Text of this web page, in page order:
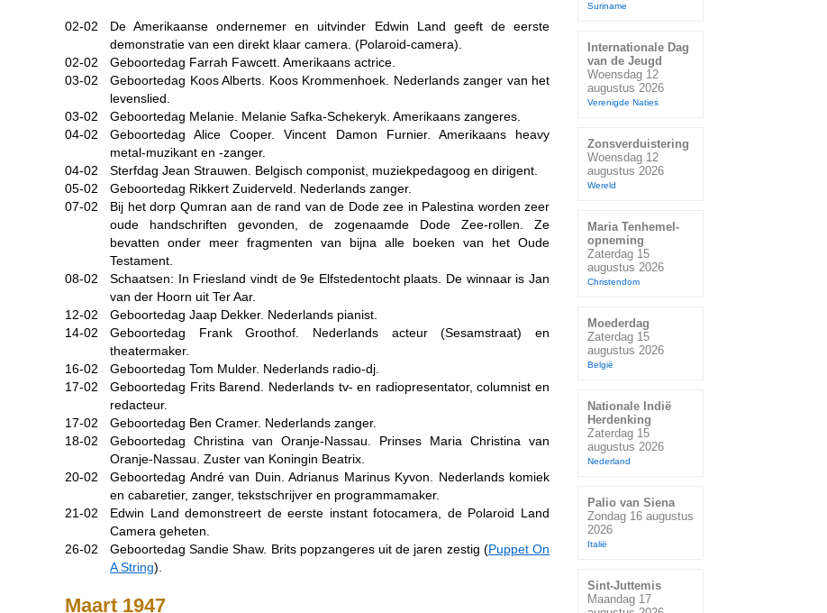
Suriname
Internationale Dag
van de Jeugd
Woensdag 12
augustus 2026
Verenigde Naties
Zonsverduistering
Woensdag 12
augustus 2026
Wereld
Maria Tenhemel-
opneming
Zaterdag 15
augustus 2026
Christendom
Moederdag
Zaterdag 15
augustus 2026
België
Nationale Indië
Herdenking
Zaterdag 15
augustus 2026
Nederland
Palio van Siena
Zondag 16 augustus
2026
Italië
Sint-Juttemis
Maandag 17
02-02
De Amerikaanse ondernemer en uitvinder Edwin Land geeft de eerste
demonstratie van een direkt klaar camera. (Polaroid-camera).
02-02
Geboortedag Farrah Fawcett. Amerikaans actrice.
03-02
Geboortedag Koos Alberts. Koos Krommenhoek. Nederlands zanger van het
levenslied.
03-02
Geboortedag Melanie. Melanie Safka-Schekeryk. Amerikaans zangeres.
04-02
Geboortedag Alice Cooper. Vincent Damon Furnier. Amerikaans heavy
metal-muzikant en -zanger.
04-02
Sterfdag Jean Strauwen. Belgisch componist, muziekpedagoog en dirigent.
05-02
Geboortedag Rikkert Zuiderveld. Nederlands zanger.
07-02
Bij het dorp Qumran aan de rand van de Dode zee in Palestina worden zeer
oude handschriften gevonden, de zogenaamde Dode Zee-rollen. Ze
bevatten onder meer fragmenten van bijna alle boeken van het Oude
Testament.
08-02
Schaatsen: In Friesland vindt de 9e Elfstedentocht plaats. De winnaar is Jan
van der Hoorn uit Ter Aar.
12-02
Geboortedag Jaap Dekker. Nederlands pianist.
14-02
Geboortedag Frank Groothof. Nederlands acteur (Sesamstraat) en
theatermaker.
16-02
Geboortedag Tom Mulder. Nederlands radio-dj.
17-02
Geboortedag Frits Barend. Nederlands tv- en radiopresentator, columnist en
redacteur.
17-02
Geboortedag Ben Cramer. Nederlands zanger.
18-02
Geboortedag Christina van Oranje-Nassau. Prinses Maria Christina van
Oranje-Nassau. Zuster van Koningin Beatrix.
20-02
Geboortedag André van Duin. Adrianus Marinus Kyvon. Nederlands komiek
en cabaretier, zanger, tekstschrijver en programmamaker.
21-02
Edwin Land demonstreert de eerste instant fotocamera, de Polaroid Land
Camera geheten.
26-02
Geboortedag Sandie Shaw. Brits popzangeres uit de jaren zestig (Puppet On
A String).
Maart 1947